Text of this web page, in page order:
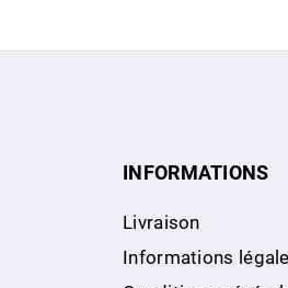
INFORMATIONS
Livraison
Informations